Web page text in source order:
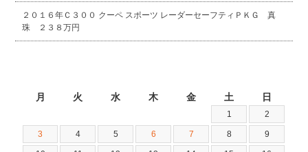
２０１６年Ｃ３００ クーペ スポーツ レーダーセーフティＰＫＧ 真
珠 ２３８万円
月 火 水 木 金 土 日
1 2
3 4 5 6 7 8 9